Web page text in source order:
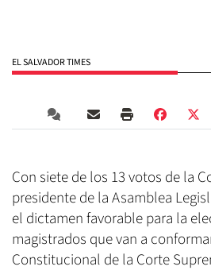
EL SALVADOR TIMES
Con siete de los 13 votos de la
presidente de la Asamblea
el dictamen favorable para la
magistrados que van a
Constitucional de la Corte